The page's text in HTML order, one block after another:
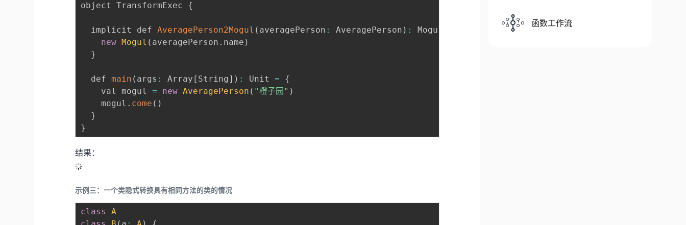
object TransformExec {
  implicit def
AveragePerson2Mogul ( averagePerson : AveragePerson ) : Mogul
new Mogul ( averagePerson . name )
}
  def
main ( args : Array [ String ] ) : Unit =
{
    val mogul
= new AveragePerson ( "橙子园" )
    mogul
. come ( )
}
}
结果：
示例三：一个类隐式转换具有相同方法的类的情况
class
A
函数工作流